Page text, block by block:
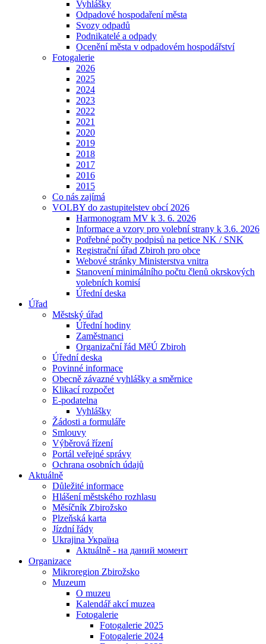
Vyhlášky
Odpadové hospodaření města
Svozy odpadů
Podnikatelé a odpady
Ocenění města v odpadovém hospodářství
Fotogalerie
2026
2025
2024
2023
2022
2021
2020
2019
2018
2017
2016
2015
Co nás zajímá
VOLBY do zastupitelstev obcí 2026
Harmonogram MV k 3. 6. 2026
Informace a vzory pro volební strany k 3.6. 2026
Potřebné počty podpisů na petice NK / SNK
Registrační úřad Zbiroh pro obce
Webové stránky Ministerstva vnitra
Stanovení minimálního počtu členů okrskových
volebních komisí
Úřední deska
Úřad
Městský úřad
Úřední hodiny
Zaměstnanci
Organizační řád MěÚ Zbiroh
Úřední deska
Povinné informace
Obecně závazné vyhlášky a směrnice
Klikací rozpočet
E-podatelna
Vyhlášky
Žádosti a formuláře
Smlouvy
Výběrová řízení
Portál veřejné správy
Ochrana osobních údajů
Aktuálně
Důležité informace
Hlášení městského rozhlasu
Měsíčník Zbirožsko
Plzeňská karta
Jízdní řády
Ukrajina Україна
Aktuálně - на даний момент
Organizace
Mikroregion Zbirožsko
Muzeum
O muzeu
Kalendář akcí muzea
Fotogalerie
Fotogalerie 2025
Fotogalerie 2024